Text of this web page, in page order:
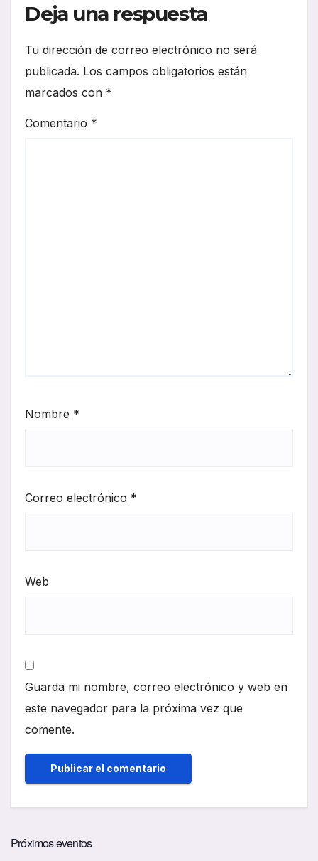
Deja una respuesta
Tu dirección de correo electrónico no será
publicada. Los campos obligatorios están
marcados con *
Comentario *
Nombre *
Correo electrónico *
Web
Guarda mi nombre, correo electrónico y web en
este navegador para la próxima vez que
comente.
Próximos eventos